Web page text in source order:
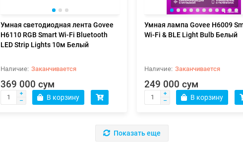
Умная светодиодная лента Govee
H6110 RGB Smart Wi-Fi Bluetooth
LED Strip Lights 10м Белый
Заканчивается
369 000 сум
В корзину
Умная лампа Govee H6009
Wi-Fi & BLE Light Bulb Белый
Заканчивается
249 000 сум
В корзину
Показать еще